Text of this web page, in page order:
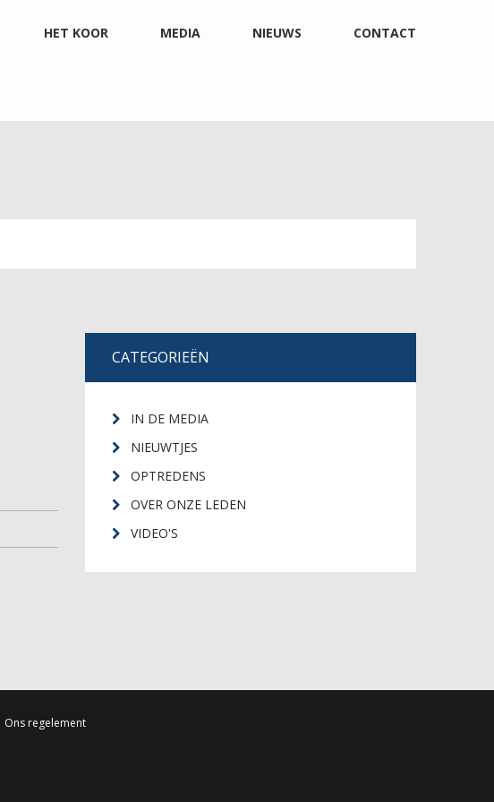
HET KOOR MEDIA NIEUWS CONTACT
CATEGORIEËN
IN DE MEDIA
NIEUWTJES
OPTREDENS
OVER ONZE LEDEN
VIDEO'S
Ons regelement